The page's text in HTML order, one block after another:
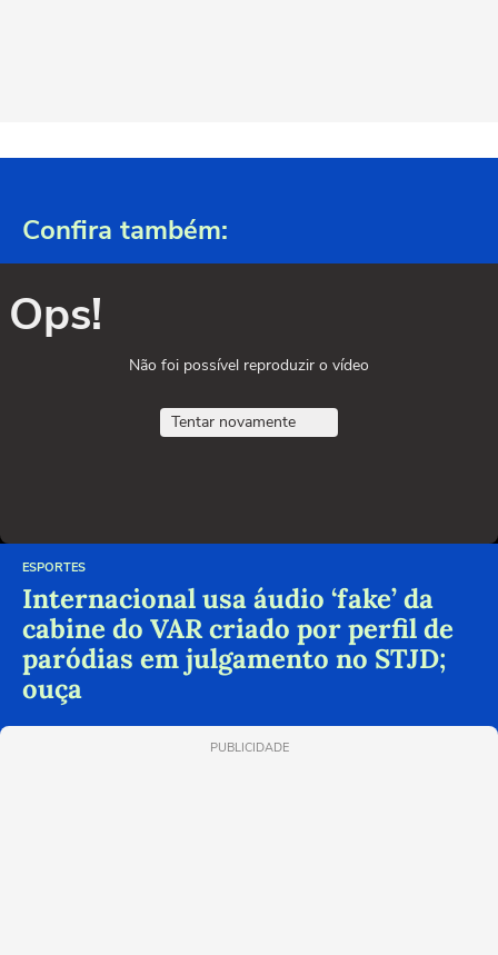
Confira também:
Ops!
Não foi possível reproduzir o vídeo
Tentar novamente
ESPORTES
Internacional usa áudio ‘fake’ da
cabine do VAR criado por perfil de
paródias em julgamento no STJD;
ouça
PUBLICIDADE